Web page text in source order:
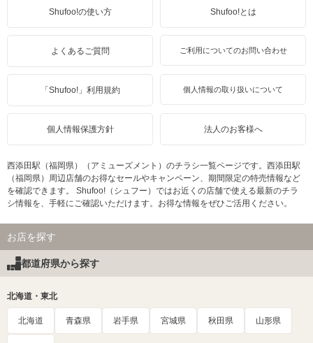
Shufoo!の使い方 Shufoo!とは
よくあるご質問 ご利用についてのお問い合わせ
「Shufoo!」利用規約 個人情報の取り扱いについて
個人情報保護方針 法人のお客様へ
西添田駅（福岡県）（アミューズメント）のチラシ一覧ページです。西添田駅
（福岡県）周辺店舗のお得なセールやキャンペーン、期間限定の特売情報など
を確認できます。 Shufoo!（シュフー）ではお近くの店舗で使える最新のチラ
シ情報を、手軽にご確認いただけます。お得な情報をぜひご活用ください。
お店を探す
都道府県から探す
北海道・東北
北海道 青森県 岩手県 宮城県 秋田県 山形県